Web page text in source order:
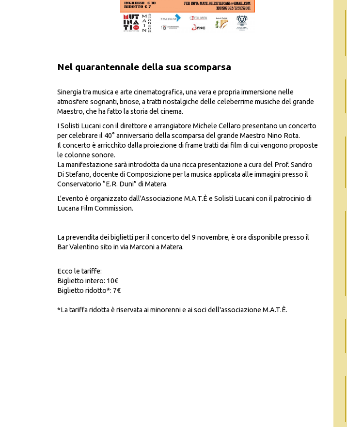
Nel quarantennale della sua scomparsa
Sinergia tra musica e arte cinematografica, una vera e propria immersione nelle
atmosfere sognanti, briose, a tratti nostalgiche delle celeberrime musiche del grande
Maestro, che ha fatto la storia del cinema.
I Solisti Lucani con il direttore e arrangiatore Michele Cellaro presentano un concerto
per celebrare il 40° anniversario della scomparsa del grande Maestro Nino Rota.
Il concerto è arricchito dalla proiezione di frame tratti dai film di cui vengono proposte
le colonne sonore.
La manifestazione sarà introdotta da una ricca presentazione a cura del Prof. Sandro
Di Stefano, docente di Composizione per la musica applicata alle immagini presso il
Conservatorio “E.R. Duni” di Matera.
L'evento è organizzato dall'Associazione M.A.T.È e Solisti Lucani con il patrocinio di
Lucana Film Commission.
La prevendita dei biglietti per il concerto del 9 novembre, è ora disponibile presso il
Bar Valentino sito in via Marconi a Matera.
Ecco le tariffe:
Biglietto intero: 10€
Biglietto ridotto*: 7€
*La tariffa ridotta è riservata ai minorenni e ai soci dell'associazione M.A.T.È.